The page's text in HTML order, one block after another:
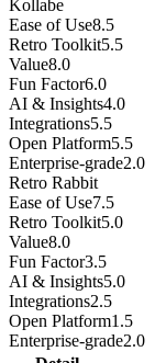
Kollabe
Ease of Use8.5
Retro Toolkit5.5
Value8.0
Fun Factor6.0
AI & Insights4.0
Integrations5.5
Open Platform5.5
Enterprise-grade2.0
Retro Rabbit
Ease of Use7.5
Retro Toolkit5.0
Value8.0
Fun Factor3.5
AI & Insights5.0
Integrations2.5
Open Platform1.5
Enterprise-grade2.0